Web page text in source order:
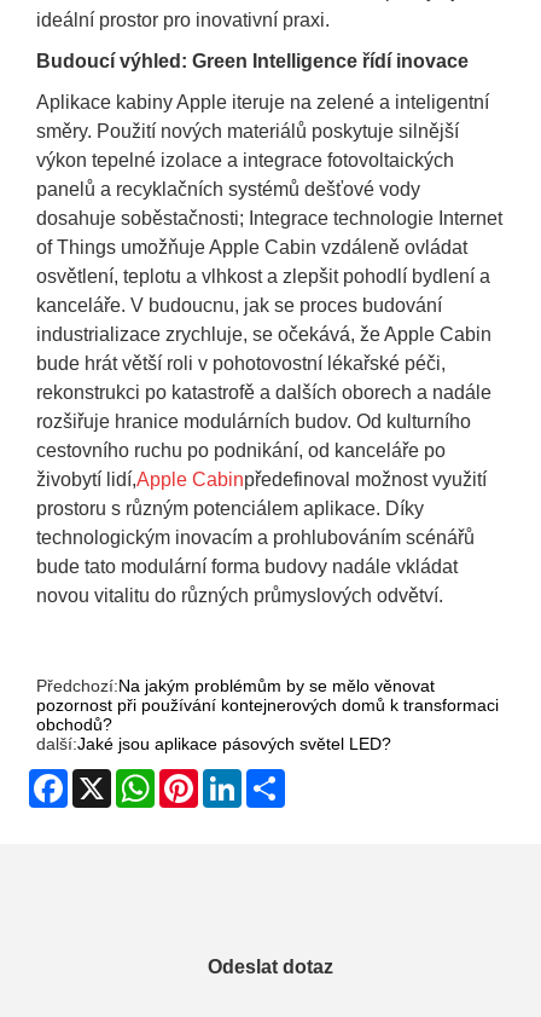
ideální prostor pro inovativní praxi.
Budoucí výhled: Green Intelligence řídí inovace
Aplikace kabiny Apple iteruje na zelené a inteligentní
směry. Použití nových materiálů poskytuje silnější
výkon tepelné izolace a integrace fotovoltaických
panelů a recyklačních systémů dešťové vody
dosahuje soběstačnosti; Integrace technologie Internet
of Things umožňuje Apple Cabin vzdáleně ovládat
osvětlení, teplotu a vlhkost a zlepšit pohodlí bydlení a
kanceláře. V budoucnu, jak se proces budování
industrializace zrychluje, se očekává, že Apple Cabin
bude hrát větší roli v pohotovostní lékařské péči,
rekonstrukci po katastrofě a dalších oborech a nadále
rozšiřuje hranice modulárních budov. Od kulturního
cestovního ruchu po podnikání, od kanceláře po
živobytí lidí,Apple Cabinpředefinoval možnost využití
prostoru s různým potenciálem aplikace. Díky
technologickým inovacím a prohlubováním scénářů
bude tato modulární forma budovy nadále vkládat
novou vitalitu do různých průmyslových odvětví.
Předchozí:Na jakým problémům by se mělo věnovat
pozornost při používání kontejnerových domů k transformaci
obchodů?
další:Jaké jsou aplikace pásových světel LED?
Facebook
X WhatsAppPinterestLinkedIn
Odeslat dotaz